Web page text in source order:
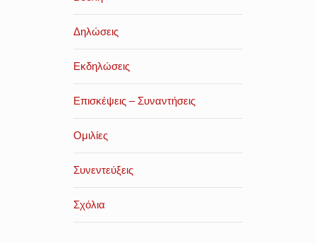
Δηλώσεις
Εκδηλώσεις
Επισκέψεις – Συναντήσεις
Ομιλίες
Συνεντεύξεις
Σχόλια